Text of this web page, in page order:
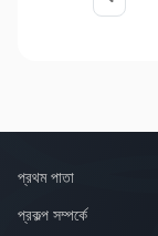
প্রথম পাতা
প্রকল্প সম্পর্কে